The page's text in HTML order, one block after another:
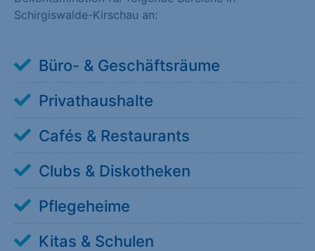
Schirgiswalde-Kirschau an:
Büro- & Geschäftsräume
Privathaushalte
Cafés & Restaurants
Clubs & Diskotheken
Pflegeheime
Kitas & Schulen